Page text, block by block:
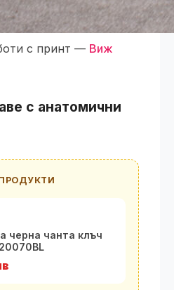
с принт — Виж
с анатомични
черна чанта клъч